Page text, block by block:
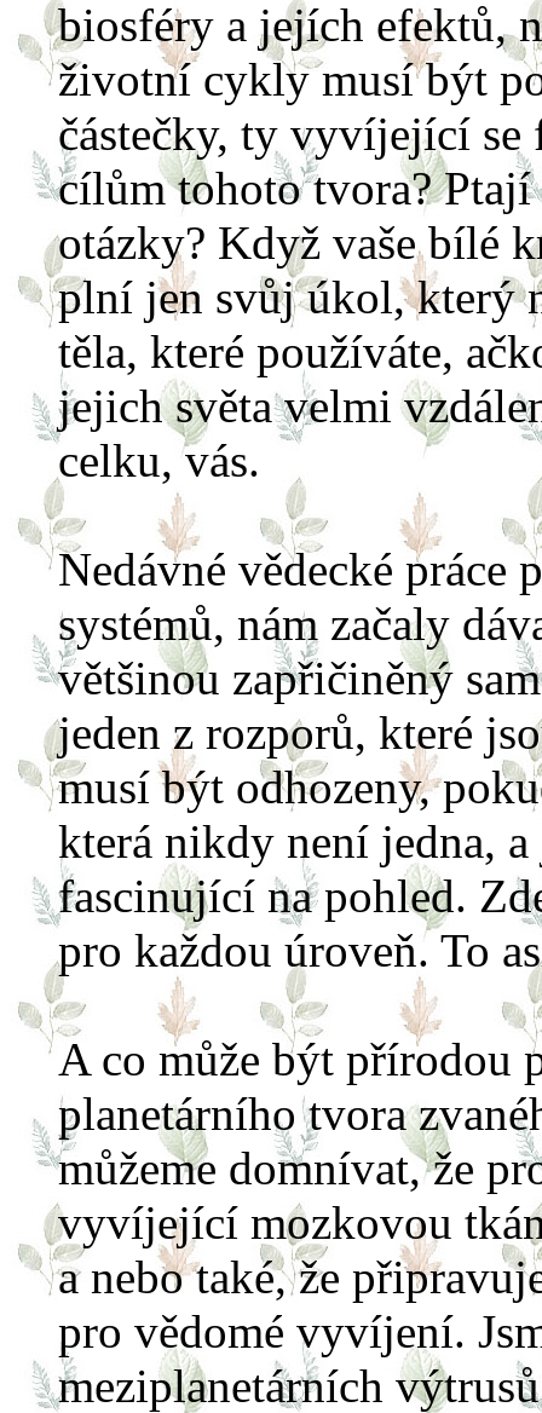
biosféry a jejích efektů,
životní cykly musí být
částečky, ty vyvíjející
cílům tohoto tvora? Ptají
otázky? Když vaše bílé
plní jen svůj úkol, který
těla, které používáte,
jejich světa velmi
celku, vás.
Nedávné vědecké
systémů, nám začaly
většinou zapřičiněný
jeden z rozporů, které
musí být odhozeny,
která nikdy není jedna,
fascinující na pohled.
pro každou úroveň. To
A co může být přírodou
planetárního tvora
můžeme domnívat, že
vyvíjející mozkovou
a nebo také, že
pro vědomé vyvíjení.
meziplanetárních